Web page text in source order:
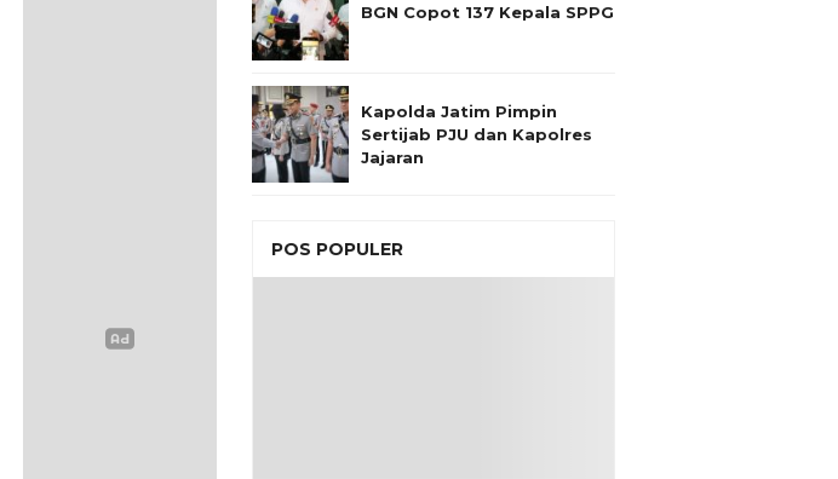
BGN Copot 137 Kepala SPPG
Kapolda Jatim Pimpin
Sertijab PJU dan Kapolres
Jajaran
POS POPULER